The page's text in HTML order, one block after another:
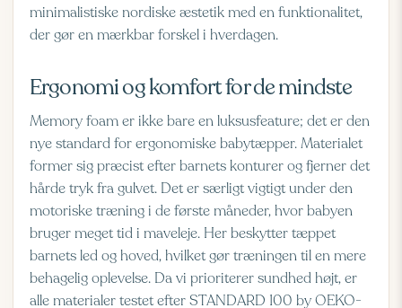
minimalistiske nordiske æstetik med en funktionalitet,
der gør en mærkbar forskel i hverdagen.
Ergonomi og komfort for de mindste
Memory foam er ikke bare en luksusfeature; det er den
nye standard for ergonomiske babytæpper. Materialet
former sig præcist efter barnets konturer og fjerner det
hårde tryk fra gulvet. Det er særligt vigtigt under den
motoriske træning i de første måneder, hvor babyen
bruger meget tid i maveleje. Her beskytter tæppet
barnets led og hoved, hvilket gør træningen til en mere
behagelig oplevelse. Da vi prioriterer sundhed højt, er
alle materialer testet efter STANDARD 100 by OEKO-